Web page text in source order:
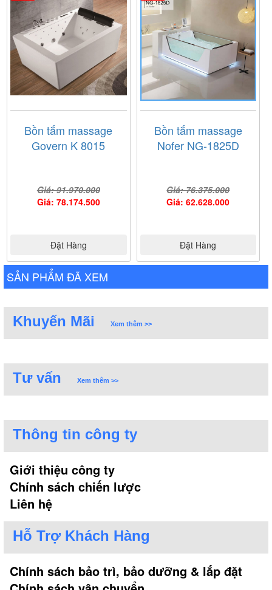
Bồn tắm massage
Govern K 8015
Giá: 91.970.000
Giá: 78.174.500
Đặt Hàng
Bồn tắm massage
Nofer NG-1825D
Giá: 76.375.000
Giá: 62.628.000
Đặt Hàng
SẢN PHẨM ĐÃ XEM
Khuyến Mãi Xem thêm >>
Tư vấn Xem thêm >>
Thông tin công ty
Giới thiệu công ty
Chính sách chiến lược
Liên hệ
Hỗ Trợ Khách Hàng
Chính sách bảo trì, bảo dưỡng & lắp đặt